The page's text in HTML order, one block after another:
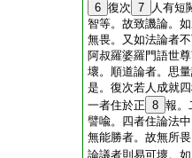
6 復次 7
人有短
智等。故致譏論。
無畏。又如法論者
阿叔羅婆羅門語世
壞。順道論者。思
是。復次若人成就
一者住於正 8 報。
譬喩。四者住論法
無能勝者。故無所
論議者則易可壞。